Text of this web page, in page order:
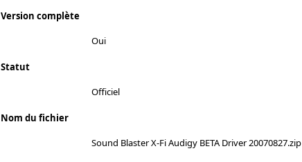
Version complète
Oui
Statut
Officiel
Nom du fichier
Sound Blaster X-Fi Audigy BETA Driver 20070827.zip